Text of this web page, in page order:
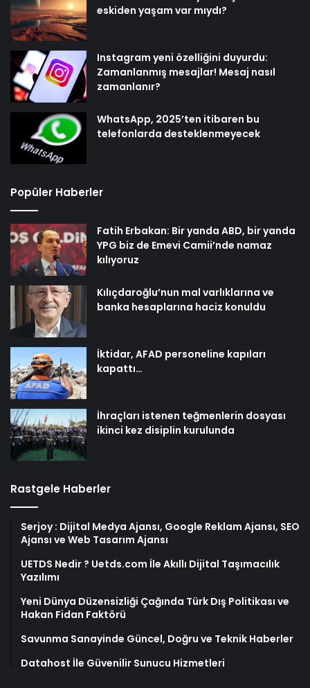
eskiden yaşam var mıydı?
Instagram yeni özelliğini duyurdu:
Zamanlanmış mesajlar! Mesaj nasıl
zamanlanır?
WhatsApp, 2025’ten itibaren bu
telefonlarda desteklenmeyecek
Popüler Haberler
Fatih Erbakan: Bir yanda ABD, bir yanda
YPG biz de Emevi Camii’nde namaz
kılıyoruz
Kılıçdaroğlu’nun mal varlıklarına ve
banka hesaplarına haciz konuldu
İktidar, AFAD personeline kapıları
kapattı…
İhraçları istenen teğmenlerin dosyası
ikinci kez disiplin kurulunda
Rastgele Haberler
Serjoy : Dijital Medya Ajansı, Google Reklam Ajansı, SEO
Ajansı ve Web Tasarım Ajansı
UETDS Nedir ? Uetds.com İle Akıllı Dijital Taşımacılık
Yazılımı
Yeni Dünya Düzensizliği Çağında Türk Dış Politikası ve
Hakan Fidan Faktörü
Savunma Sanayinde Güncel, Doğru ve Teknik Haberler
Datahost İle Güvenilir Sunucu Hizmetleri